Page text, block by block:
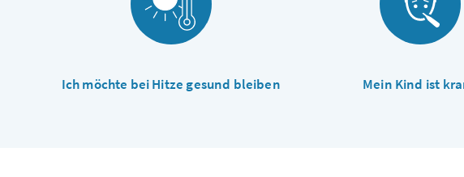
Ich möchte bei Hitze gesund bleiben Mein Kind ist